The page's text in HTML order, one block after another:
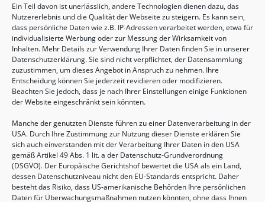
Ein Teil davon ist unerlässlich, andere Technologien dienen dazu, das
Nutzererlebnis und die Qualität der Webseite zu steigern. Es kann sein,
dass persönliche Daten wie z.B. IP-Adressen verarbeitet werden, etwa für
individualisierte Werbung oder zur Messung der Wirksamkeit von
Inhalten. Mehr Details zur Verwendung Ihrer Daten finden Sie in unserer
Datenschutzerklärung. Sie sind nicht verpflichtet, der Datensammlung
zuzustimmen, um dieses Angebot in Anspruch zu nehmen. Ihre
Entscheidung können Sie jederzeit revidieren oder modifizieren.
Beachten Sie jedoch, dass je nach Ihrer Einstellungen einige Funktionen
der Website eingeschränkt sein könnten.
Manche der genutzten Dienste führen zu einer Datenverarbeitung in der
USA. Durch Ihre Zustimmung zur Nutzung dieser Dienste erklären Sie
sich auch einverstanden mit der Verarbeitung Ihrer Daten in den USA
gemäß Artikel 49 Abs. 1 lit. a der Datenschutz-Grundverordnung
(DSGVO). Der Europäische Gerichtshof bewertet die USA als ein Land,
dessen Datenschutzniveau nicht den EU-Standards entspricht. Daher
besteht das Risiko, dass US-amerikanische Behörden Ihre persönlichen
Daten für Überwachungsmaßnahmen nutzen könnten, ohne dass Ihnen
Geburtsvorbereitung
15.08.2026, 10:00 - 17:00 Uhr
Sommertreffen für (Groß-)Eltern mit Kindern
von 2-6 Jahren